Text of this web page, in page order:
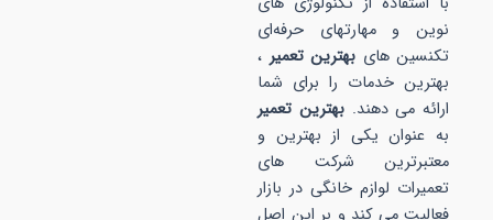
نوین و مهارتهای حرفه‌ای
تکنسین های بهترین تعمیر ،
بهترین خدمات را برای شما
ارائه می دهند.بهترین تعمیر
به عنوان یکی از بهترین و
معتبرترین شرکت های
تعمیرات لوازم خانگی در بازار